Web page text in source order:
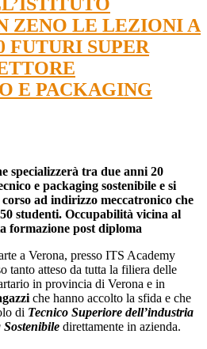
ZENO LE LEZIONI A
FUTURI SUPER
E PACKAGING
specializzerà tra due anni 20
e packaging sostenibile e si
ad indirizzo meccatronico che
studenti. Occupabilità vicina al
formazione post diploma
a Verona, presso ITS Academy
tanto atteso da tutta la filiera delle
in provincia di Verona e in
che hanno accolto la sfida e che
di Tecnico Superiore dell’industria
direttamente in azienda.